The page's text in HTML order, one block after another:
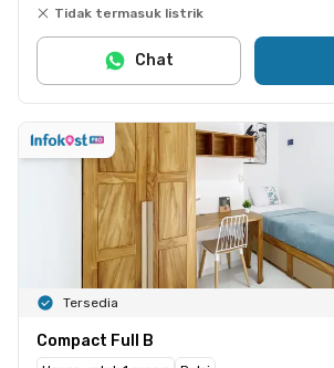
Tidak termasuk listrik
Chat
Tersedia
Compact Full B